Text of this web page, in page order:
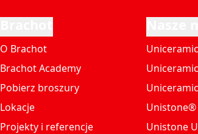
O Brachot
Brachot Academy
Pobierz broszury
Lokacje
Projekty i referencje
Unistone®
Unistone